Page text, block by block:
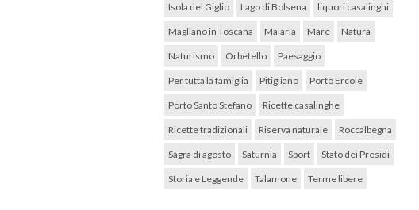
Isola del Giglio Lago di Bolsena liquori casalinghi
Magliano in Toscana Malaria Mare Natura
Naturismo Orbetello Paesaggio
Per tutta la famiglia Pitigliano Porto Ercole
Porto Santo Stefano Ricette casalinghe
Ricette tradizionali Riserva naturale Roccalbegna
Sagra di agosto Saturnia Sport Stato dei Presidi
Storia e Leggende Talamone Terme libere